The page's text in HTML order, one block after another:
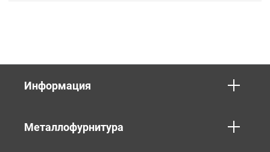
Информация
Металлофурнитура